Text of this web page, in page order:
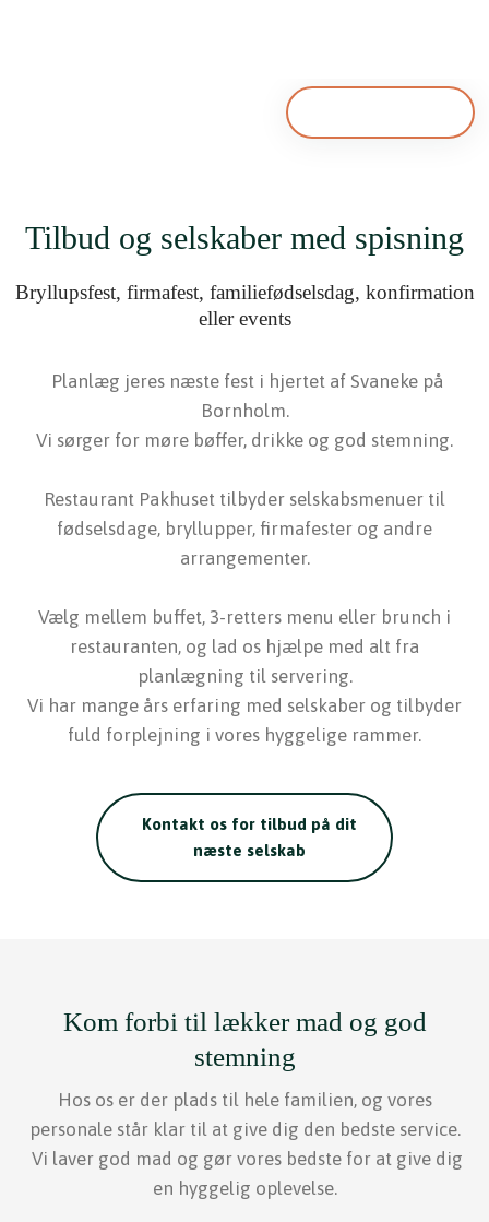
Tilbud og selskaber med spisning
Bryllupsfest, firmafest, familiefødselsdag, konfirmation
eller events
Planlæg jeres næste fest i hjertet af Svaneke på
Bornholm.
Vi sørger for møre bøffer, drikke og god stemning.
Restaurant Pakhuset tilbyder selskabsmenuer til
fødselsdage, bryllupper, firmafester og andre
arrangementer.
Vælg mellem buffet, 3-retters menu eller brunch i
restauranten, og lad os hjælpe med alt fra
planlægning til servering.
Vi har mange års erfaring med selskaber og tilbyder
fuld forplejning i vores hyggelige rammer.
Kontakt os for tilbud på dit
næste selskab
Kom forbi til lækker mad og god
stemning
Hos os er der plads til hele familien, og vores
personale står klar til at give dig den bedste service.
Vi laver god mad og gør vores bedste for at give dig
en hyggelig oplevelse.